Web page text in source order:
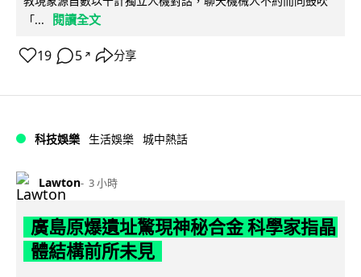
「...
閱讀全文
19 5 ↗ 分享
科技娛樂 生活娛樂 城中熱話
Lawton 3 小時
廣島原爆遺址驚現神秘合金 科學家指晶
體結構前所未見